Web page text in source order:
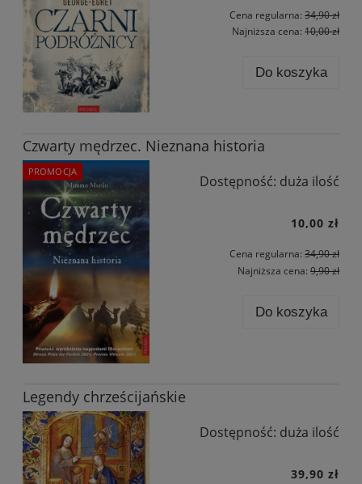
Cena regularna: 34,90 zł
Najniższa cena: 10,00 zł
Do koszyka
Czwarty mędrzec. Nieznana historia
Dostępność: duża ilość
10,00 zł
Cena regularna: 34,90 zł
Najniższa cena: 9,90 zł
Do koszyka
PROMOCJA
Legendy chrześcijańskie
Dostępność: duża ilość
39,90 zł